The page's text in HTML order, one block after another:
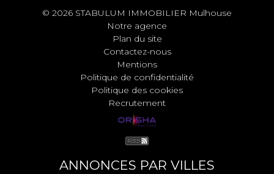
© 2026 STABULUM IMMOBILIER Mulhouse
Notre agence
Plan du site
Contactez-nous
Mentions
Politique de confidentialité
Politique des cookies
Recrutement
ANNONCES PAR VILLES